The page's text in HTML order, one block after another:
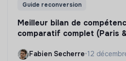
Guide reconversion
Meilleur bilan de
comparatif complet (Paris
Fabien Secherre•12